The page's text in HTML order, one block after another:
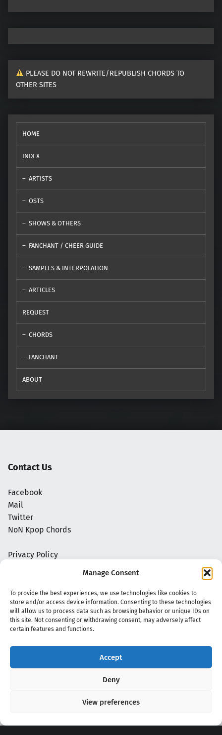
Manage Consent
To provide the best experiences, we use technologies like cookies to
store and/or access device information. Consenting to these technologies
will allow us to process data such as browsing behavior or unique IDs on
this site. Not consenting or withdrawing consent, may adversely affect
certain features and functions.
Accept
Deny
View preferences
PLEASE DO NOT REWRITE/REPUBLISH CHORDS TO
OTHER SITES
HOME
INDEX
ARTISTS
OSTS
SHOWS & OTHERS
FANCHANT / CHEER GUIDE
SAMPLES & INTERPOLATION
ARTICLES
REQUEST
CHORDS
FANCHANT
ABOUT
Contact Us
Facebook
Mail
Twitter
NoN Kpop Chords
Privacy Policy